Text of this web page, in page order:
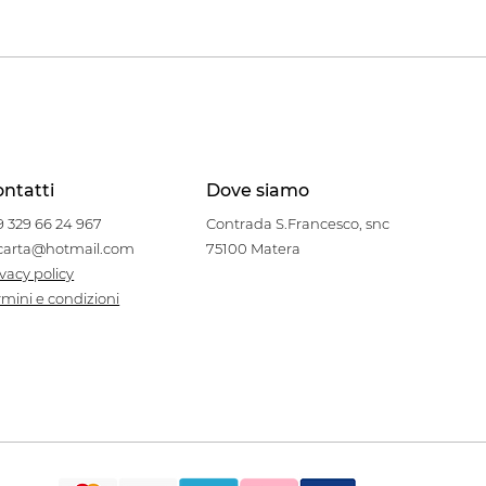
Dove siamo
329 66 24 967
policy
e condizioni
Contrada S.Francesco, snc
75100 Matera